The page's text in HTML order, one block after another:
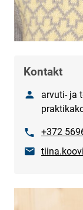
Kontakt
Nimiarvuti- ja
Telefon
+372
E-post